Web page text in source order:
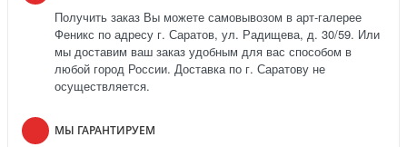
Получить заказ Вы можете самовывозом в арт-галерее
Феникс по адресу г. Саратов, ул. Радищева, д. 30/59. Или
мы доставим ваш заказ удобным для вас способом в
любой город России. Доставка по г. Саратову не
осуществляется.
МЫ ГАРАНТИРУЕМ